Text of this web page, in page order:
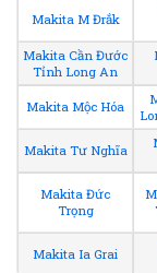
Makita M Đrắk
Makita Cần Đước
Tỉnh Long An
Makita Mộc Hóa
Makita Tư Nghĩa
Makita Đức
Trọng
Makita Ia Grai